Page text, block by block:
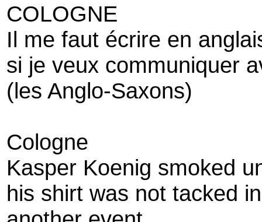
COLOGNE
Il me faut écrire en
si je veux communiquer
(les Anglo-Saxons)
Cologne
Kasper Koenig smoked
his shirt was not tacked